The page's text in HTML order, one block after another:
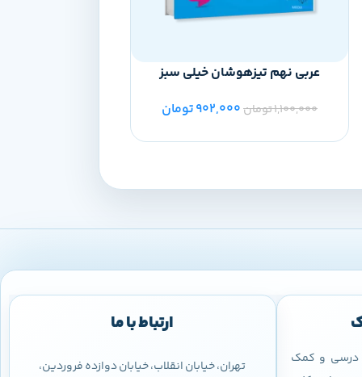
عربی نهم تیزهوشان خیلی سبز
1,100,000تومان902,000تومان
درسی و کمک
ارتباط با ما
تهران، خیابان انقلاب، خیابان دوازده فروردین،